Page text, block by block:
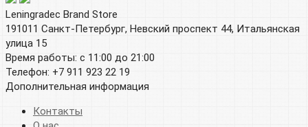
Leningradec Brand Store
191011 Санкт-Петербург, Невский проспект 44, Итальянская
улица 15
Время работы: с 11:00 до 21:00
Телефон: +7 911 923 22 19
Дополнительная информация
Контакты